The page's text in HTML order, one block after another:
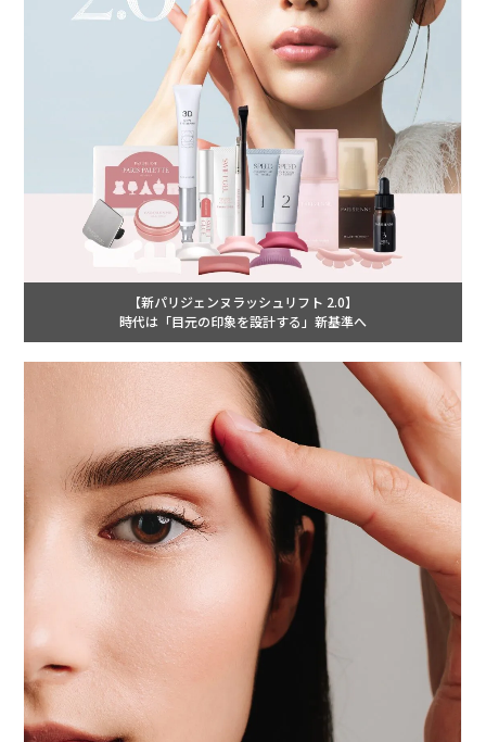
【新パリジェンヌラッシュリフト 2.0】
時代は「目元の印象を設計する」新基準へ